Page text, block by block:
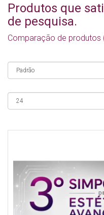
Produtos que
de pesquisa.
Comparação de produtos